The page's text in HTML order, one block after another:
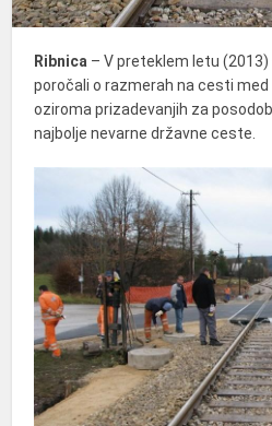
Ribnica – V preteklem letu
poročali o razmerah na cesti
oziroma prizadevanjih za
najbolje nevarne državne ceste.